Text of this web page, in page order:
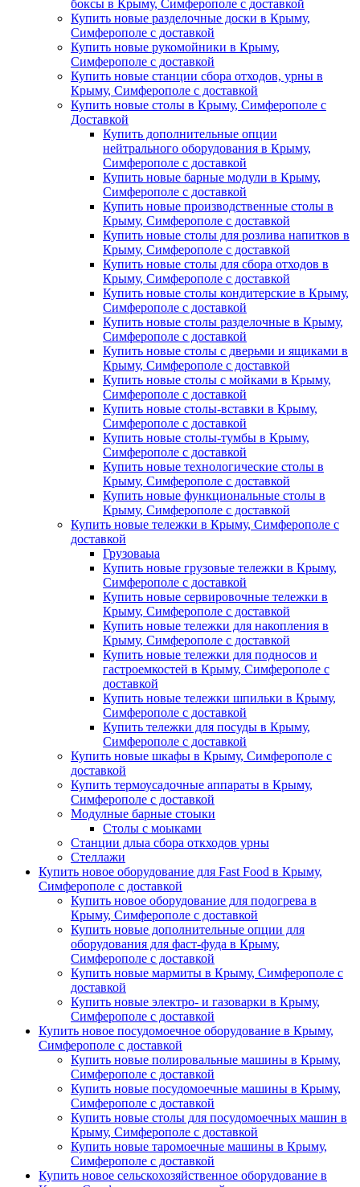
боксы в Крыму, Симферополе с доставкой
Купить новые разделочные доски в Крыму,
Симферополе с доставкой
Купить новые рукомойники в Крыму,
Симферополе с доставкой
Купить новые станции сбора отходов, урны в
Крыму, Симферополе с доставкой
Купить новые столы в Крыму, Симферополе с
Доставкой
Купить дополнительные опции
нейтрального оборудования в Крыму,
Симферополе с доставкой
Купить новые барные модули в Крыму,
Симферополе с доставкой
Купить новые производственные столы в
Крыму, Симферополе с доставкой
Купить новые столы для розлива напитков в
Крыму, Симферополе с доставкой
Купить новые столы для сбора отходов в
Крыму, Симферополе с доставкой
Купить новые столы кондитерские в Крыму,
Симферополе с доставкой
Купить новые столы разделочные в Крыму,
Симферополе с доставкой
Купить новые столы с дверьми и ящиками в
Крыму, Симферополе с доставкой
Купить новые столы с мойками в Крыму,
Симферополе с доставкой
Купить новые столы-вставки в Крыму,
Симферополе с доставкой
Купить новые столы-тумбы в Крыму,
Симферополе с доставкой
Купить новые технологические столы в
Крыму, Симферополе с доставкой
Купить новые функциональные столы в
Крыму, Симферополе с доставкой
Купить новые тележки в Крыму, Симферополе с
доставкой
Грузоваыа
Купить новые грузовые тележки в Крыму,
Симферополе с доставкой
Купить новые сервировочные тележки в
Крыму, Симферополе с доставкой
Купить новые тележки для накопления в
Крыму, Симферополе с доставкой
Купить новые тележки для подносов и
гастроемкостей в Крыму, Симферополе с
доставкой
Купить новые тележки шпильки в Крыму,
Симферополе с доставкой
Купить тележки для посуды в Крыму,
Симферополе с доставкой
Купить новые шкафы в Крыму, Симферополе с
доставкой
Купить термоусадочные аппараты в Крыму,
Симферополе с доставкой
Модулные барные стоыки
Столы с моыками
Станции длыа сбора откходов урны
Стеллажи
Купить новое оборудование для Fast Food в Крыму,
Симферополе с доставкой
Купить новое оборудование для подогрева в
Крыму, Симферополе с доставкой
Купить новые дополнительные опции для
оборудования для фаст-фуда в Крыму,
Симферополе с доставкой
Купить новые мармиты в Крыму, Симферополе с
доставкой
Купить новые электро- и газоварки в Крыму,
Симферополе с доставкой
Купить новое посудомоечное оборудование в Крыму,
Симферополе с доставкой
Купить новые полировальные машины в Крыму,
Симферополе с доставкой
Купить новые посудомоечные машины в Крыму,
Симферополе с доставкой
Купить новые столы для посудомоечных машин в
Крыму, Симферополе с доставкой
Купить новые таромоечные машины в Крыму,
Симферополе с доставкой
Купить новое сельскохозяйственное оборудование в